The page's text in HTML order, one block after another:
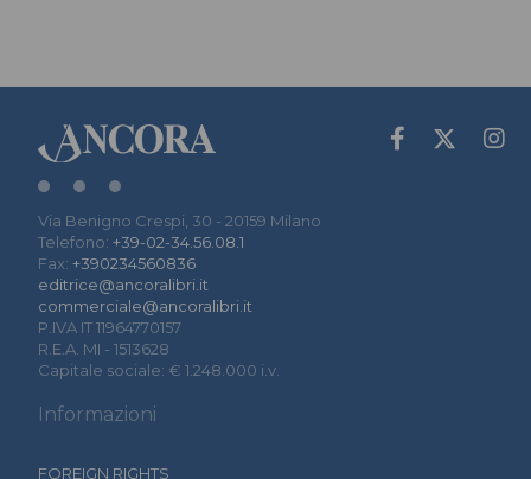
Via Benigno Crespi, 30 - 20159 Milano
Telefono: +39-02-34.56.08.1
Fax: +390234560836
editrice@ancoralibri.it
commerciale@ancoralibri.it
P.IVA IT 11964770157
R.E.A. MI - 1513628
Capitale sociale: € 1.248.000 i.v.
Informazioni
FOREIGN RIGHTS